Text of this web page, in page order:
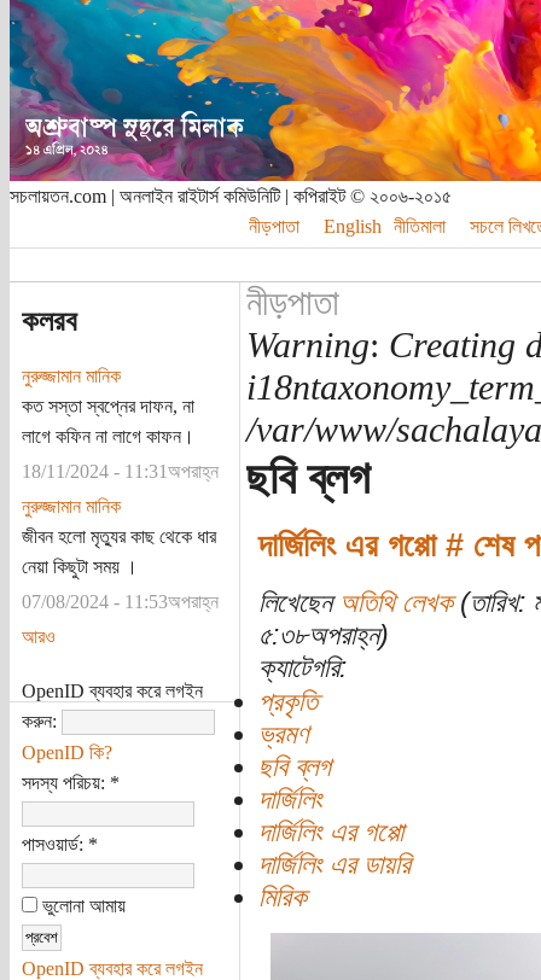
সচলায়তন.com | অনলাইন রাইটার্স কমিউনিটি | কপিরাইট © ২০০৬-২০১৫
নীড়পাতা
English নীতিমালা সচলে
কলরব
নুরুজ্জামান মানিক
কত সস্তা স্বপ্নের দাফন, না
লাগে কফিন না লাগে কাফন।
18/11/2024 - 11:31অপরাহ্ন
নুরুজ্জামান মানিক
জীবন হলো মৃত্যুর কাছ থেকে ধার
নেয়া কিছুটা সময় ।
07/08/2024 - 11:53অপরাহ্ন
আরও
OpenID ব্যবহার করে লগইন
করুন:
OpenID কি?
সদস্য পরিচয়: *
পাসওয়ার্ড: *
ভুলোনা আমায়
OpenID ব্যবহার করে লগইন
নীড়পাতা
Warning: Creating
/var/www/
ছবি ব্লগ
দার্জিলিং এর গপ্পো #
লিখেছেন অতিথি লেখক(তারিখ:
৫:৩৮অপরাহ্ন)
ক্যাটেগরি:
প্রকৃতি
ভ্রমণ
ছবি ব্লগ
দার্জিলিং
দার্জিলিং এর গপ্পো
দার্জিলিং এর ডায়রি
মিরিক